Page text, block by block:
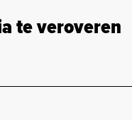
te veroveren